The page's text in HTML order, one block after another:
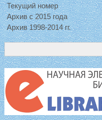
Текущий номер
Архив с 2015 года
Архив 1998-2014 гг.